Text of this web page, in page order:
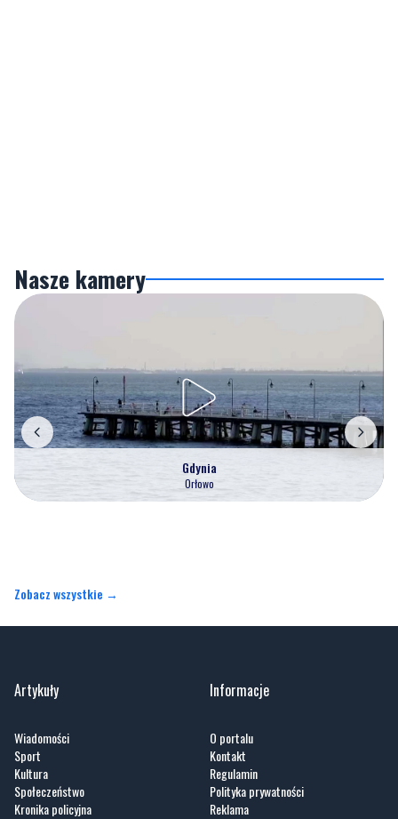
Nasze kamery
Gdynia
Orłowo
Zobacz wszystkie →
Artykuły
Wiadomości
Sport
Kultura
Społeczeństwo
Kronika policyjna
Informacje
O portalu
Kontakt
Regulamin
Polityka prywatności
Reklama